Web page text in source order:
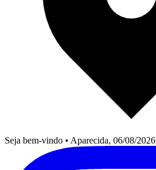
Seja bem-vindo • Aparecida, 06/08/2026